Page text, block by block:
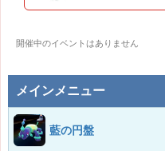
開催中のイベントはありません
メインメニュー
藍の円盤